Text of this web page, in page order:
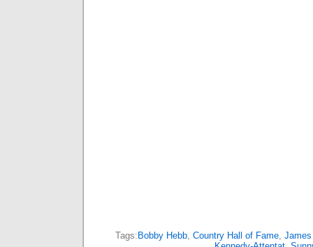
Tags: Bobby Hebb, Country Hall of Fame,